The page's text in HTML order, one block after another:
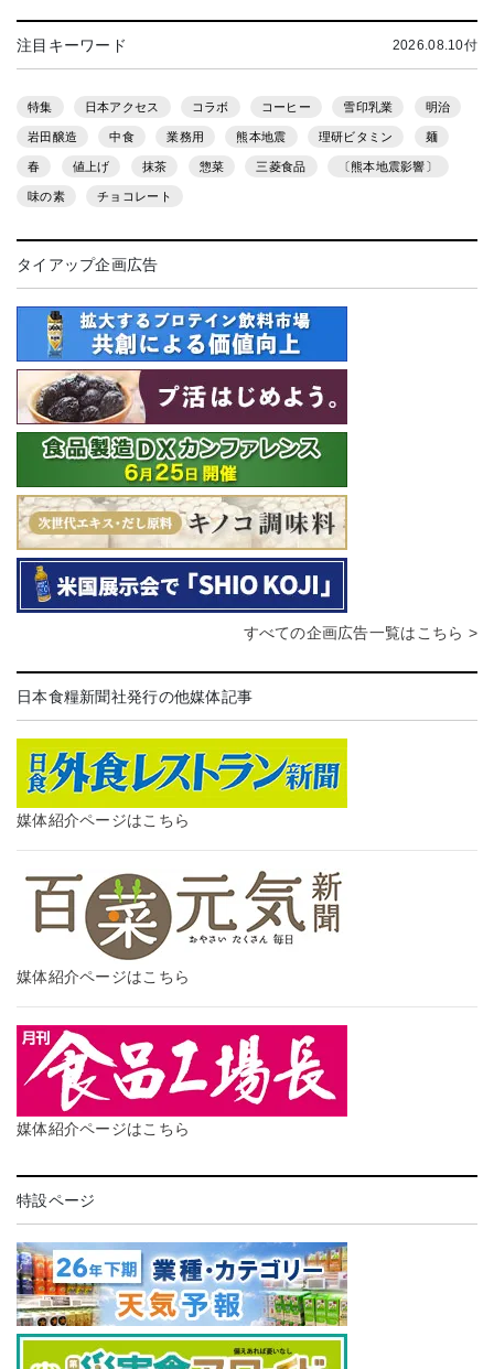
注目キーワード 2026.08.10付
特集 日本アクセス コラボ コーヒー 雪印乳業 明治
岩田醸造 中食 業務用 熊本地震 理研ビタミン 麺
春 値上げ 抹茶 惣菜 三菱食品 〔熊本地震影響〕
味の素 チョコレート
タイアップ企画広告
すべての企画広告一覧はこちら >
日本食糧新聞社発行の他媒体記事
媒体紹介ページはこちら
媒体紹介ページはこちら
媒体紹介ページはこちら
特設ページ